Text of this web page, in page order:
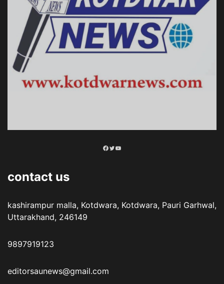
Facebook
Twitter
YouTube
contact us
kashirampur malla, Kotdwara, Kotdwara, Pauri Garhwal,
Uttarakhand, 246149
9897919123
editorsaunews@gmail.com